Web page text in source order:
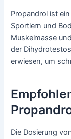
Propandrol ist
Sportlern und
Muskelmasse
der
erwiesen, um
Die Dosierung